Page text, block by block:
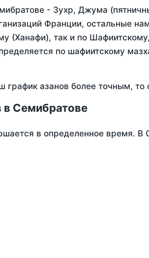
- Зухр, Джума
Франции, остальные
(Ханафи), так и по
по шафиитскому
график азанов более точным,
в Семибратове
в определенное время. В